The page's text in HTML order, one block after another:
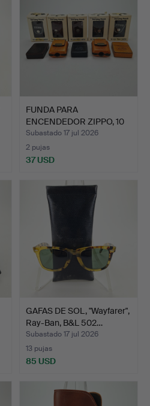
FUNDA PARA
ENCENDEDOR ZIPPO, 10
uds., cuer…
Subastado 17 jul 2026
2 pujas
37 USD
GAFAS DE SOL, "Wayfarer",
Ray-Ban, B&L 502…
Subastado 17 jul 2026
13 pujas
85 USD